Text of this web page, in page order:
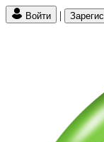
Войти |